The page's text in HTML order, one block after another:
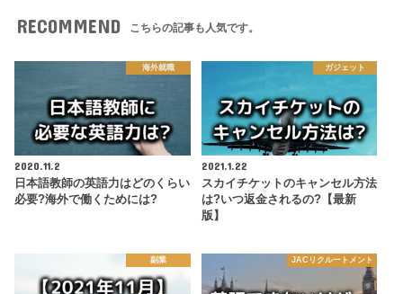
RECOMMEND こちらの記事も人気です。
海外就職
2020.11.2
日本語教師の英語力はどのくらい
必要?海外で働くためには?
ガジェット
2021.1.22
スカイチケットのキャンセル方法
は?いつ返金されるの?【最新
版】
副業 JACリクルートメント